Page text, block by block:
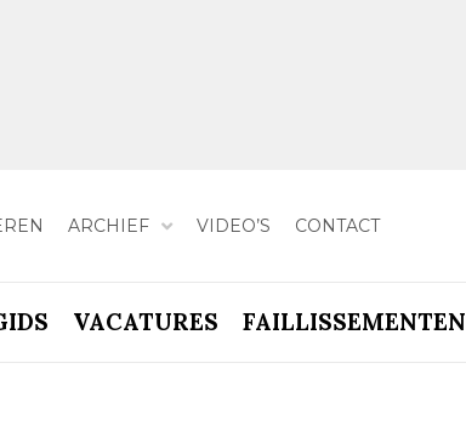
ARCHIEF VIDEO’S CONTACT
VACATURES FAILLISSEMENTEN